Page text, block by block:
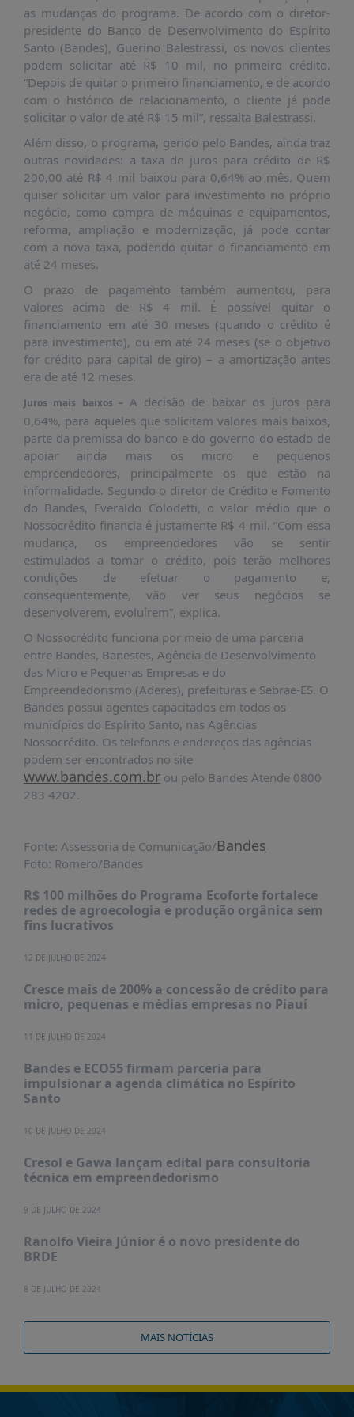
DADOS
FRENTE
PARLAMENTAR
SOBRE
A
FRENTE
MATERIAIS
INFORMAÇÕES
CURSOS
E
EVENTOS
INSCRIÇÕES
MATERIAIS
DISPONÍVEIS
PUBLICAÇÕES
RUMOS
LIVROS
ESTUDOS
NOTÍCIAS
PRÊMIO
ABDE-
BID
PRÊMIO
ABDE
DE
JORNALISMO
SABER
+
CONTATO
as mudanças do programa. De acordo com o diretor-
presidente do Banco de Desenvolvimento do Espírito
Santo (Bandes), Guerino Balestrassi, os novos clientes
podem solicitar até R$ 10 mil, no primeiro crédito.
“Depois de quitar o primeiro financiamento, e de acordo
com o histórico de relacionamento, o cliente já pode
solicitar o valor de até R$ 15 mil”, ressalta Balestrassi.
Além disso, o programa, gerido pelo Bandes, ainda traz
outras novidades: a taxa de juros para crédito de R$
200,00 até R$ 4 mil baixou para 0,64% ao mês. Quem
quiser solicitar um valor para investimento no próprio
negócio, como compra de máquinas e equipamentos,
reforma, ampliação e modernização, já pode contar
com a nova taxa, podendo quitar o financiamento em
até 24 meses.
O prazo de pagamento também aumentou, para
valores acima de R$ 4 mil. É possível quitar o
financiamento em até 30 meses (quando o crédito é
para investimento), ou em até 24 meses (se o objetivo
for crédito para capital de giro) – a amortização antes
era de até 12 meses.
Juros mais baixos – A decisão de baixar os juros para
0,64%, para aqueles que solicitam valores mais baixos,
parte da premissa do banco e do governo do estado de
apoiar ainda mais os micro e pequenos
empreendedores, principalmente os que estão na
informalidade. Segundo o diretor de Crédito e Fomento
do Bandes, Everaldo Colodetti, o valor médio que o
Nossocrédito financia é justamente R$ 4 mil. “Com essa
mudança, os empreendedores vão se sentir
estimulados a tomar o crédito, pois terão melhores
condições de efetuar o pagamento e,
consequentemente, vão ver seus negócios se
desenvolverem, evoluírem”, explica.
O Nossocrédito funciona por meio de uma parceria
entre Bandes, Banestes, Agência de Desenvolvimento
das Micro e Pequenas Empresas e do
Empreendedorismo (Aderes), prefeituras e Sebrae-ES. O
Bandes possui agentes capacitados em todos os
municípios do Espírito Santo, nas Agências
Nossocrédito. Os telefones e endereços das agências
podem ser encontrados no site
www.bandes.com.brou pelo Bandes Atende 0800
283 4202.
Fonte: Assessoria de Comunicação/Bandes
Foto: Romero/Bandes
R$ 100 milhões do Programa Ecoforte fortalece
redes de agroecologia e produção orgânica sem
fins lucrativos
12 DE JULHO DE 2024
Cresce mais de 200% a concessão de crédito para
micro, pequenas e médias empresas no Piauí
11 DE JULHO DE 2024
Bandes e ECO55 firmam parceria para
impulsionar a agenda climática no Espírito
Santo
10 DE JULHO DE 2024
Cresol e Gawa lançam edital para consultoria
técnica em empreendedorismo
9 DE JULHO DE 2024
Ranolfo Vieira Júnior é o novo presidente do
BRDE
8 DE JULHO DE 2024
MAIS NOTÍCIAS